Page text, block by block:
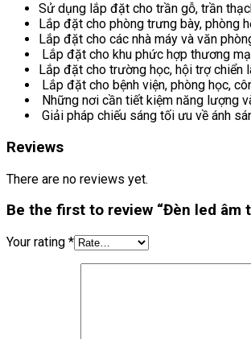
Sử dụng lắp đặt cho trần gỗ, trần
Lắp đặt cho phòng trưng bày, phòng
Lắp đặt cho các nhà máy và văn
Lắp đặt cho khu phức hợp thương
Lắp đặt cho trường học, hội trợ chiển
Lắp đặt cho bệnh viện, phòng học,
Những nơi cần tiết kiệm năng lượng
Giải pháp chiếu sáng tối ưu về ánh
Reviews
There are no reviews yet.
Be the first to review “Đèn led âm
Your rating *